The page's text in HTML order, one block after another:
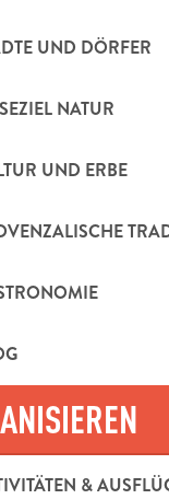
UND DÖRFER
NATUR
UND ERBE
&
les-Pins